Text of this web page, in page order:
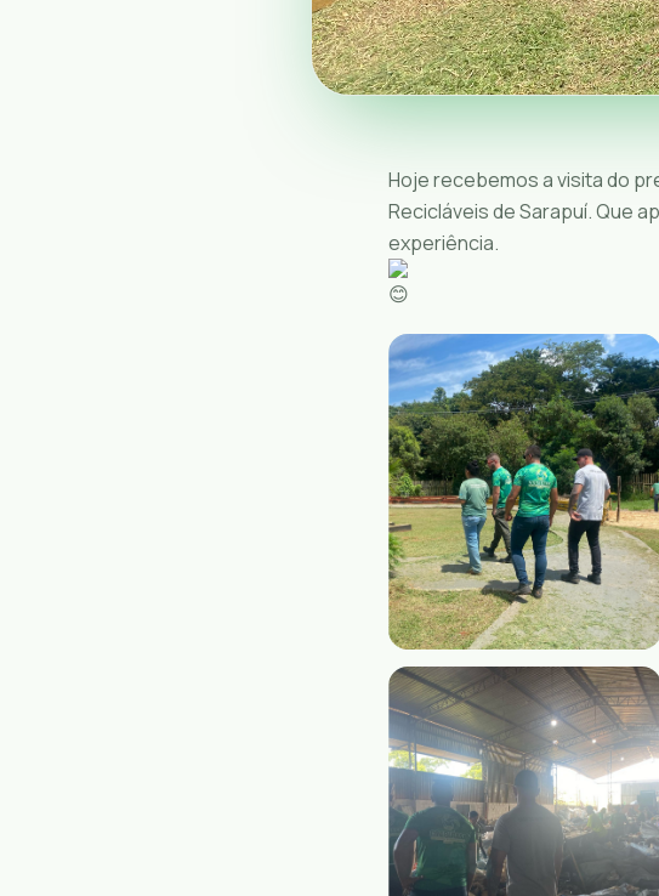
Hoje recebemos a visita do
Recicláveis de Sarapuí. Que
experiência.